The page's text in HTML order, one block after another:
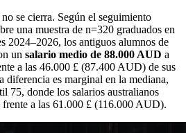
se cierra. Según el seguimiento
una muestra de n=320 graduados en
2024–2026, los antiguos alumnos de
un salario medio de 88.000 AUD a
a las 46.000 £ (87.400 AUD) de sus
diferencia es marginal en la mediana,
75, donde los salarios australianos
a las 61.000 £ (116.000 AUD).